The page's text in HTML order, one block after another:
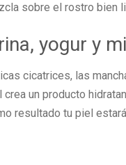
sobre el rostro bien
yogur y
cicatrices, las
un producto
resultado tu piel